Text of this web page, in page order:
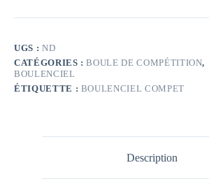
Carbone
118
UGS : ND
CATÉGORIES :BOULE DE COMPÉTITION,
BOULENCIEL
ÉTIQUETTE : BOULENCIEL COMPET
Description